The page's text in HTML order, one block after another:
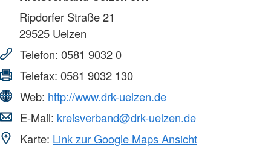
Ripdorfer Straße 21
29525 Uelzen
Telefon: 0581 9032 0
Telefax: 0581 9032 130
Web: http://www.drk-uelzen.de
E-Mail: kreisverband@drk-uelzen.de
Karte: Link zur Google Maps Ansicht